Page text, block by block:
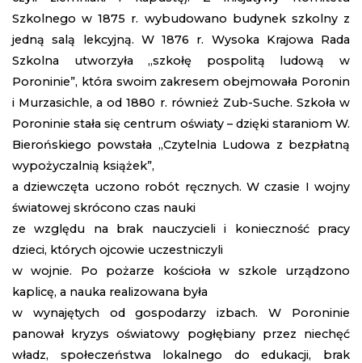
Szkolnego w 1875 r. wybudowano budynek szkolny z
jedną salą lekcyjną. W 1876 r. Wysoka Krajowa Rada
Szkolna utworzyła „szkołę pospolitą ludową w
Poroninie”, która swoim zakresem obejmowała Poronin
i Murzasichle, a od 1880 r. również Zub-Suche. Szkoła w
Poroninie stała się centrum oświaty – dzięki staraniom W.
Bierońskiego powstała „Czytelnia Ludowa z bezpłatną
wypożyczalnią książek”,
a dziewczęta uczono robót ręcznych. W czasie I wojny
światowej skrócono czas nauki
ze względu na brak nauczycieli i konieczność pracy
dzieci, których ojcowie uczestniczyli
w wojnie. Po pożarze kościoła w szkole urządzono
kaplicę, a nauka realizowana była
w wynajętych od gospodarzy izbach. W Poroninie
panował kryzys oświatowy pogłębiany przez niechęć
władz, społeczeństwa lokalnego do edukacji, brak